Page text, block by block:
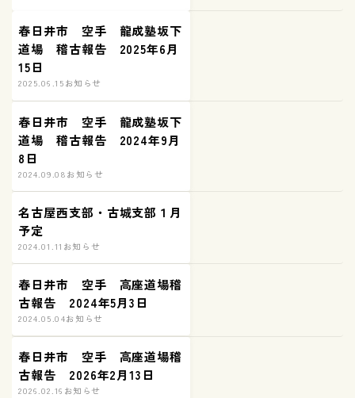
春日井市 空手 龍成塾坂下
道場 稽古報告 2025年6月
15日
2025.06.15お知らせ
春日井市 空手 龍成塾坂下
道場 稽古報告 2024年9月
8日
2024.09.08お知らせ
名古屋西支部・古城支部１月
予定
2024.01.11 お知らせ
春日井市 空手 高座道場稽
古報告 2024年5月3日
2024.05.04お知らせ
春日井市 空手 高座道場稽
古報告 2026年2月13日
2026.02.16 お知らせ